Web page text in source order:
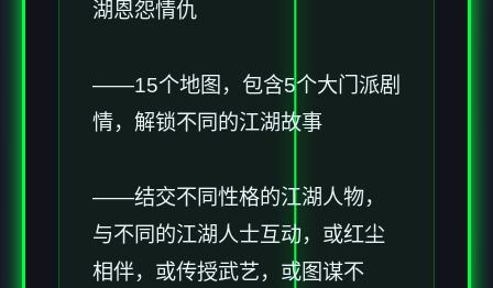
湖恩怨情仇
——15个地图，包含5个大门派剧
情，解锁不同的江湖故事
——结交不同性格的江湖人物，
与不同的江湖人士互动，或红尘
相伴，或传授武艺，或图谋不